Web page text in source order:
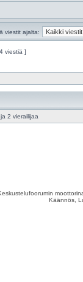
viestit ajalta:
viestiä ]
2 vierailijaa
Käännös,